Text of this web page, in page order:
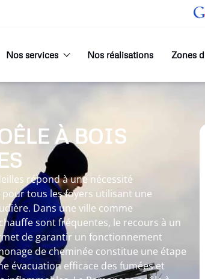
Nos services Nos réalisations Zones
À BOIS
répond à une nécessité
tous les foyers utilisant une
Dans une ville comme
sont fréquentes, le recours à un
de garantir un fonctionnement
de cheminée constitue une étape
évacuation efficace des fumées et